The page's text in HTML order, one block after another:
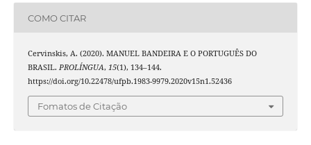
COMO CITAR
Cervinskis, A. (2020). MANUEL BANDEIRA E O PORTUGUÊS DO
BRASIL. PROLÍNGUA, 15(1), 134–144.
https://doi.org/10.22478/ufpb.1983-9979.2020v15n1.52436
Fomatos de Citação